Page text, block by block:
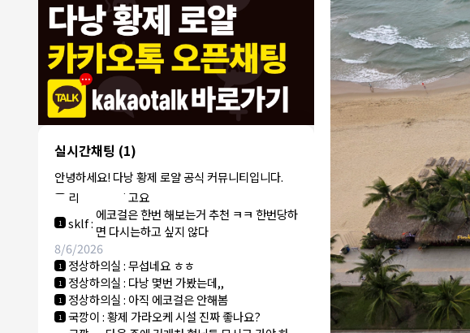
실시간채팅 (1)
안녕하세요! 다낭 황제 로얄 공식 커뮤니티입니다.
8/4/2026
1 모기한테물림:여기도 문의해보면 바로 알려줌
1 모기한테물림 정찰가보다 쌀수 없음
1 결혼안해:ㄹㅇ 팩트 ㅋㅋㅋㅋ
1 결혼안해:ㄹㅇ 팩트 ㅋㅋㅋㅋ
8/5/2026
1
NY런던파
리
:다낭 에코걸 여기서 예약 가능한가
요?
1 3군:에코걸 좀 조심 하는게 좋음
NY런던파리 :저도 많이 들었습니다 ㅋㅋ
NY런던파
리
:에코걸 하는 놈들 있으면 다 조지려
고요
1 sklf: 에코걸은 한번 해보는거 추천 ㅋㅋ 한번당하
면 다시는하고 싶지 않다
8/6/2026
1 정상하의실:무섭네요 ㅎㅎ
1 정상하의실: 다낭 몇번 가봤는데,,
1 정상하의실: 아직 에코걸은 안해봄
1 국깡이:황제 가라오케 시설 진짜 좋나요?